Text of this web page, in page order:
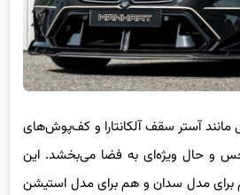
مانند آستر سقف آلکانتارا و کف‌پوش‌های
و حال ویژه‌ای به فضا می‌بخشد. این
برای مدل سدان و هم برای مدل استیشن